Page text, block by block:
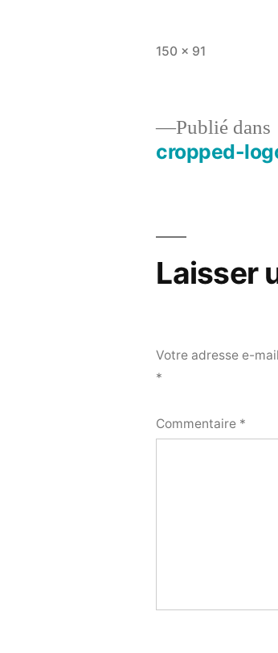
Taille
150 × 91
Navigation
Publié dans
cropped-
Laisser
Votre adresse e-
*
Commentaire *